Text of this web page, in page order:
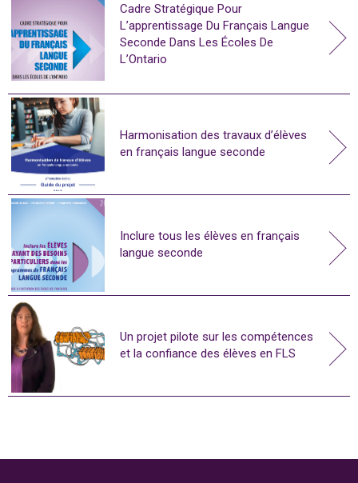
Cadre Stratégique Pour
L’apprentissage Du Français Langue
Seconde Dans Les Écoles De
L’Ontario
Harmonisation des travaux d’élèves
en français langue seconde
Inclure tous les élèves en français
langue seconde
Un projet pilote sur les compétences
et la confiance des élèves en FLS